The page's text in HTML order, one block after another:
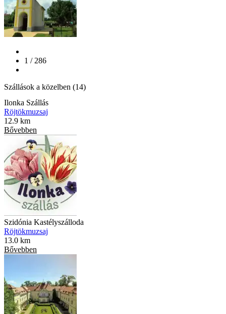
1 / 286
Szállások a közelben (14)
Ilonka Szállás
Röjtökmuzsaj
12.9 km
Bővebben
Szidónia Kastélyszálloda
Röjtökmuzsaj
13.0 km
Bővebben